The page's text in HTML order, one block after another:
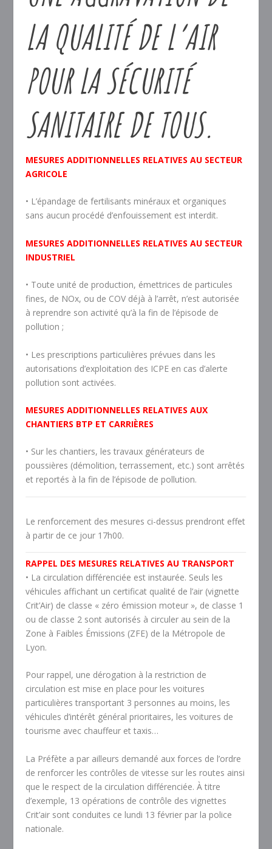
LA QUALITÉ DE L’AIR
POUR LA SÉCURITÉ
SANITAIRE DE TOUS.
MESURES ADDITIONNELLES RELATIVES AU SECTEUR
AGRICOLE
• L’épandage de fertilisants minéraux et organiques
sans aucun procédé d’enfouissement est interdit.
MESURES ADDITIONNELLES RELATIVES AU SECTEUR
INDUSTRIEL
• Toute unité de production, émettrices de particules
fines, de NOx, ou de COV déjà à l’arrêt, n’est autorisée
à reprendre son activité qu’à la fin de l’épisode de
pollution ;
• Les prescriptions particulières prévues dans les
autorisations d’exploitation des ICPE en cas d’alerte
pollution sont activées.
MESURES ADDITIONNELLES RELATIVES AUX
CHANTIERS BTP ET CARRIÈRES
• Sur les chantiers, les travaux générateurs de
poussières (démolition, terrassement, etc.) sont arrêtés
et reportés à la fin de l’épisode de pollution.
Le renforcement des mesures ci-dessus prendront effet
à partir de ce jour 17h00.
RAPPEL DES MESURES RELATIVES AU TRANSPORT
• La circulation différenciée est instaurée. Seuls les
véhicules affichant un certificat qualité de l’air (vignette
Crit’Air) de classe « zéro émission moteur », de classe 1
ou de classe 2 sont autorisés à circuler au sein de la
Zone à Faibles Émissions (ZFE) de la Métropole de
Lyon.
Pour rappel, une dérogation à la restriction de
circulation est mise en place pour les voitures
particulières transportant 3 personnes au moins, les
véhicules d’intérêt général prioritaires, les voitures de
tourisme avec chauffeur et taxis…
La Préfète a par ailleurs demandé aux forces de l’ordre
de renforcer les contrôles de vitesse sur les routes ainsi
que le respect de la circulation différenciée. À titre
d’exemple, 13 opérations de contrôle des vignettes
Crit’air sont conduites ce lundi 13 février par la police
nationale.